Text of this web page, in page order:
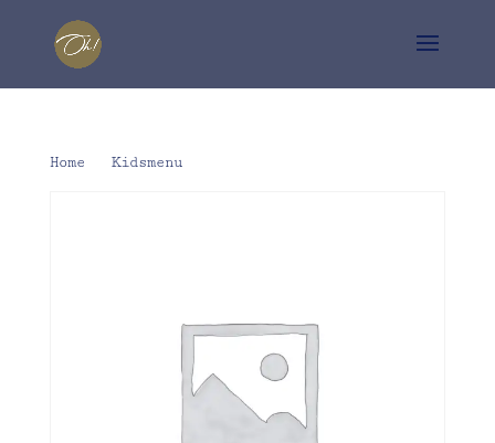
Home Kidsmenu/ Bavette